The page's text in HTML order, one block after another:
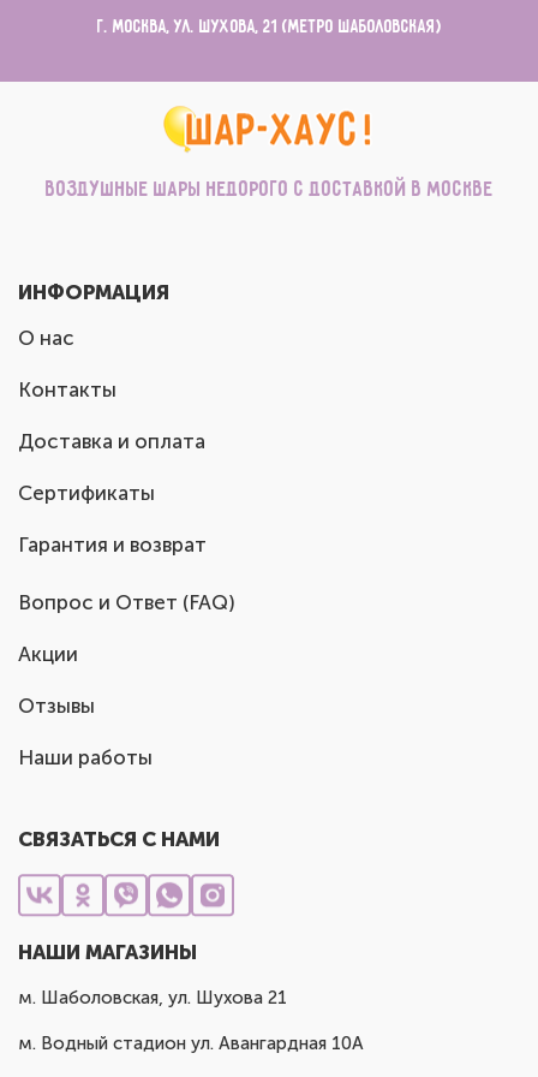
г. Москва, ул. Шухова, 21 (метро Шаболовская)
Воздушные шары недорого с доставкой в Москве
ИНФОРМАЦИЯ
О нас
Контакты
Доставка и оплата
Сертификаты
Гарантия и возврат
Вопрос и Ответ (FAQ)
Акции
Отзывы
Наши работы
СВЯЗАТЬСЯ С НАМИ
НАШИ МАГАЗИНЫ
м. Шаболовская, ул. Шухова 21
м. Водный стадион ул. Авангардная 10А